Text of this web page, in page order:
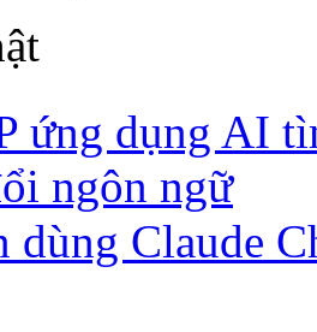
ứng dụng AI
ngôn ngữ
dùng Claude